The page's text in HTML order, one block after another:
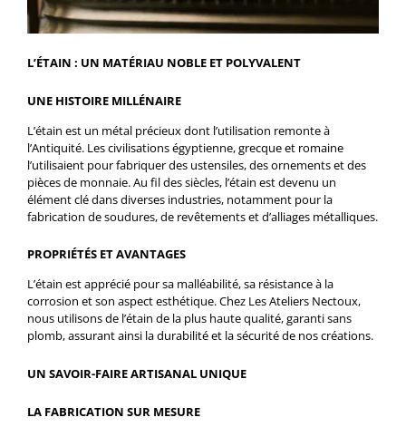
L’ÉTAIN : UN MATÉRIAU NOBLE ET POLYVALENT
UNE HISTOIRE MILLÉNAIRE
L’étain est un métal précieux dont l’utilisation remonte à
l’Antiquité. Les civilisations égyptienne, grecque et romaine
l’utilisaient pour fabriquer des ustensiles, des ornements et des
pièces de monnaie. Au fil des siècles, l’étain est devenu un
élément clé dans diverses industries, notamment pour la
fabrication de soudures, de revêtements et d’alliages métalliques.
PROPRIÉTÉS ET AVANTAGES
L’étain est apprécié pour sa malléabilité, sa résistance à la
corrosion et son aspect esthétique. Chez Les Ateliers Nectoux,
nous utilisons de l’étain de la plus haute qualité, garanti sans
plomb, assurant ainsi la durabilité et la sécurité de nos créations.
UN SAVOIR-FAIRE ARTISANAL UNIQUE
LA FABRICATION SUR MESURE